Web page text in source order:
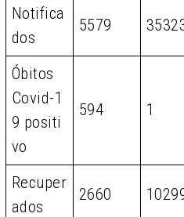
Notifica
dos
5579
Óbitos
Covid-1
9 positi
vo
594 1
Recuper
ados
2660